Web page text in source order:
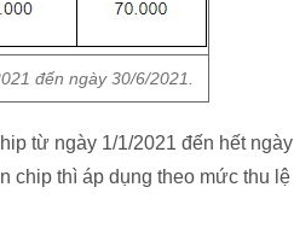
đến ngày 30/6/2021.
từ ngày 1/1/2021 đến hết ngày
chip thì áp dụng theo mức thu lệ